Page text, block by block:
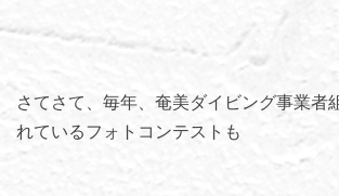
さてさて、毎年、奄美ダイビング事業者
れているフォトコンテストも